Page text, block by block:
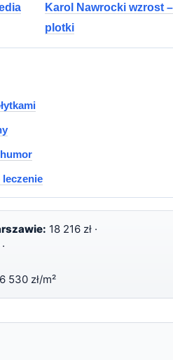
Karol Nawrocki wzrost
plotki
18 216 zł ·
530 zł/m²